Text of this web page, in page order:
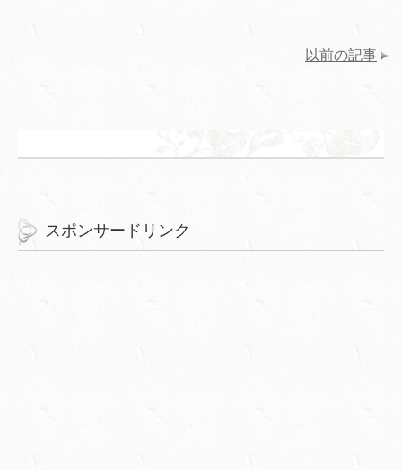
以前の記事
スポンサードリンク